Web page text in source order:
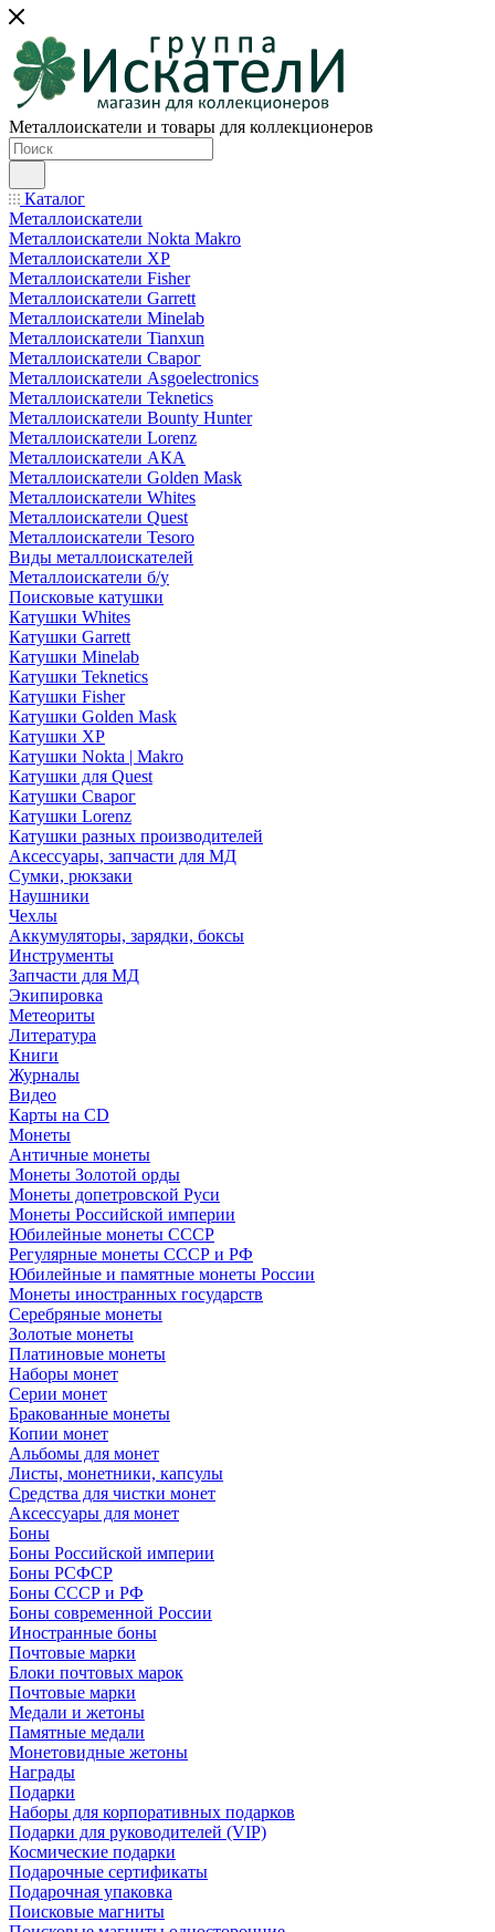
Металлоискатели и товары для коллекционеров
Каталог
Металлоискатели
Металлоискатели Nokta Makro
Металлоискатели XP
Металлоискатели Fisher
Металлоискатели Garrett
Металлоискатели Minelab
Металлоискатели Tianxun
Металлоискатели Сварог
Металлоискатели Asgoelectronics
Металлоискатели Teknetics
Металлоискатели Bounty Hunter
Металлоискатели Lorenz
Металлоискатели АКА
Металлоискатели Golden Mask
Металлоискатели Whites
Металлоискатели Quest
Металлоискатели Tesoro
Виды металлоискателей
Металлоискатели б/у
Поисковые катушки
Катушки Whites
Катушки Garrett
Катушки Minelab
Катушки Teknetics
Катушки Fisher
Катушки Golden Mask
Катушки XP
Катушки Nokta | Makro
Катушки для Quest
Катушки Сварог
Катушки Lorenz
Катушки разных производителей
Аксессуары, запчасти для МД
Сумки, рюкзаки
Наушники
Чехлы
Аккумуляторы, зарядки, боксы
Инструменты
Запчасти для МД
Экипировка
Метеориты
Литература
Книги
Журналы
Видео
Карты на CD
Монеты
Античные монеты
Монеты Золотой орды
Монеты допетровской Руси
Монеты Российской империи
Юбилейные монеты СССР
Регулярные монеты СССР и РФ
Юбилейные и памятные монеты России
Монеты иностранных государств
Серебряные монеты
Золотые монеты
Платиновые монеты
Наборы монет
Серии монет
Бракованные монеты
Копии монет
Альбомы для монет
Листы, монетники, капсулы
Средства для чистки монет
Аксессуары для монет
Боны
Боны Российской империи
Боны РСФСР
Боны СССР и РФ
Боны современной России
Иностранные боны
Почтовые марки
Блоки почтовых марок
Почтовые марки
Медали и жетоны
Памятные медали
Монетовидные жетоны
Награды
Подарки
Наборы для корпоративных подарков
Подарки для руководителей (VIP)
Космические подарки
Подарочные сертификаты
Подарочная упаковка
Поисковые магниты